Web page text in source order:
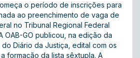
o período de inscrições para
ao preenchimento de vaga de
no Tribunal Regional Federal
OAB-GO publicou, na edição da
Diário da Justiça, edital com os
formação da lista sêxtupla. A